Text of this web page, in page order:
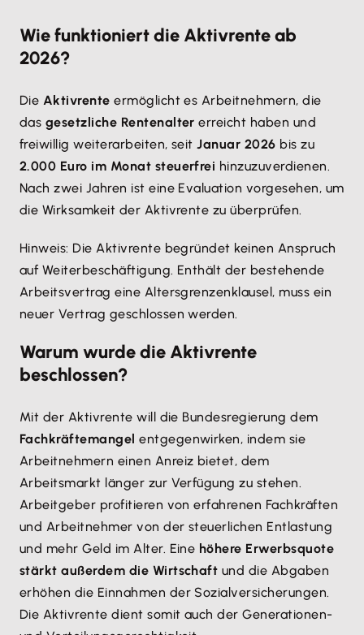
Wie funktioniert die Aktivrente ab
2026?
Die Aktivrente ermöglicht es Arbeitnehmern, die
das gesetzliche Rentenalter erreicht haben und
freiwillig weiterarbeiten, seit Januar 2026 bis zu
2.000 Euro im Monat steuerfrei hinzuzuverdienen.
Nach zwei Jahren ist eine Evaluation vorgesehen, um
die Wirksamkeit der Aktivrente zu überprüfen.
Hinweis: Die Aktivrente begründet keinen Anspruch
auf Weiterbeschäftigung. Enthält der bestehende
Arbeitsvertrag eine Altersgrenzenklausel, muss ein
neuer Vertrag geschlossen werden.
Warum wurde die Aktivrente
beschlossen?
Mit der Aktivrente will die Bundesregierung dem
Fachkräftemangel entgegenwirken, indem sie
Arbeitnehmern einen Anreiz bietet, dem
Arbeitsmarkt länger zur Verfügung zu stehen.
Arbeitgeber profitieren von erfahrenen Fachkräften
und Arbeitnehmer von der steuerlichen Entlastung
und mehr Geld im Alter. Eine höhere Erwerbsquote
stärkt außerdem die Wirtschaft und die Abgaben
erhöhen die Einnahmen der Sozialversicherungen.
Die Aktivrente dient somit auch der Generationen-